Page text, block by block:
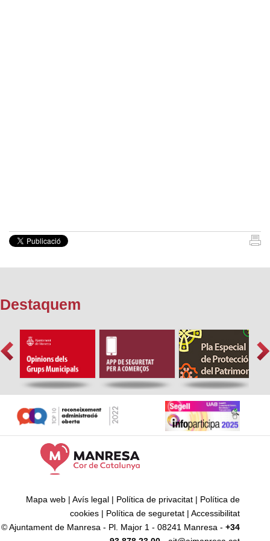
Destaquem
Mapa web | Avís legal | Política de privacitat | Política de
cookies | Política de seguretat | Accessibilitat
© Ajuntament de Manresa - Pl. Major 1 - 08241 Manresa - +34